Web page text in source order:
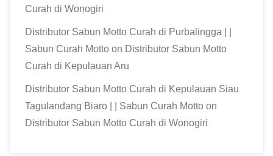
Curah di Wonogiri
Distributor Sabun Motto Curah di Purbalingga | |
Sabun Curah Motto on Distributor Sabun Motto
Curah di Kepulauan Aru
Distributor Sabun Motto Curah di Kepulauan Siau
Tagulandang Biaro | | Sabun Curah Motto on
Distributor Sabun Motto Curah di Wonogiri